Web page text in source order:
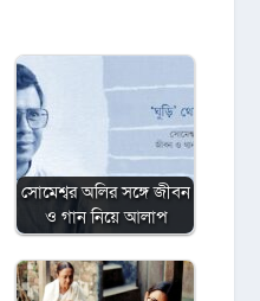
সোমেশ্বর অলির সঙ্গে জীবন
ও গান নিয়ে আলাপ